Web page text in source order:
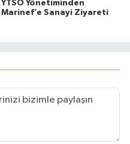
YTSO Yönetiminden
Marinef’e Sanayi Ziyareti